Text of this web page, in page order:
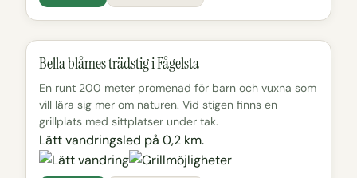
Bella blåmes trädstig i Fågelsta
En runt 200 meter promenad för barn och vuxna som
vill lära sig mer om naturen. Vid stigen finns en
grillplats med sittplatser under tak.
Lätt vandringsled på 0,2 km.